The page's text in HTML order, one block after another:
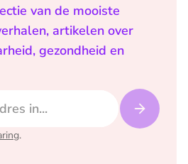
van de mooiste
artikelen over
gezondheid en
.